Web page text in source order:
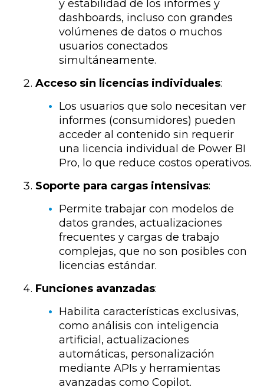
y estabilidad de los informes y
dashboards, incluso con grandes
volúmenes de datos o muchos
usuarios conectados
simultáneamente.
Acceso sin licencias individuales:
Los usuarios que solo necesitan ver
informes (consumidores) pueden
acceder al contenido sin requerir
una licencia individual de Power BI
Pro, lo que reduce costos operativos.
Soporte para cargas intensivas:
Permite trabajar con modelos de
datos grandes, actualizaciones
frecuentes y cargas de trabajo
complejas, que no son posibles con
licencias estándar.
Funciones avanzadas:
Habilita características exclusivas,
como análisis con inteligencia
artificial, actualizaciones
automáticas, personalización
mediante APIs y herramientas
avanzadas como Copilot.